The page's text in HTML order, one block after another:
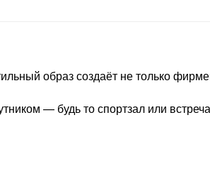
образ создаёт не только
— будь то спортзал или